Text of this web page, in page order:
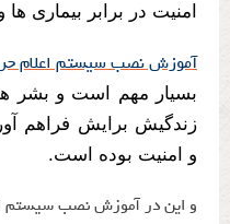
امنیت در برابر بیماری
آموزش نصب سیستم اعلام
بسیار مهم است و بشر
زندگیش برایش فراهم
و امنیت بوده است.
و این در آموزش نصب سیستم